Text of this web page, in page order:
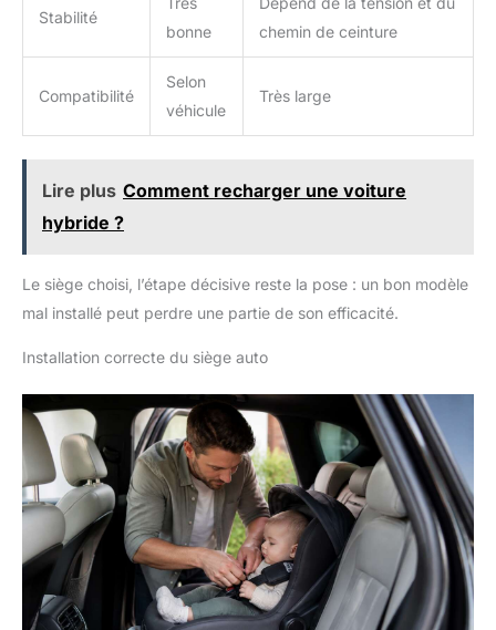
Stabilité
bonne
chemin de ceinture
Compatibilité
Selon
véhicule
Très large
Lire plus Comment recharger une voiture
hybride ?
Le siège choisi, l’étape décisive reste la pose : un bon modèle
mal installé peut perdre une partie de son efficacité.
Installation correcte du siège auto